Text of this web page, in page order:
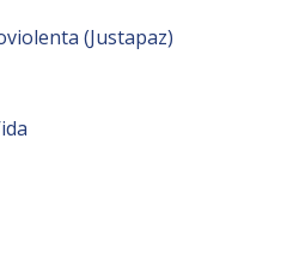
(Justapaz)